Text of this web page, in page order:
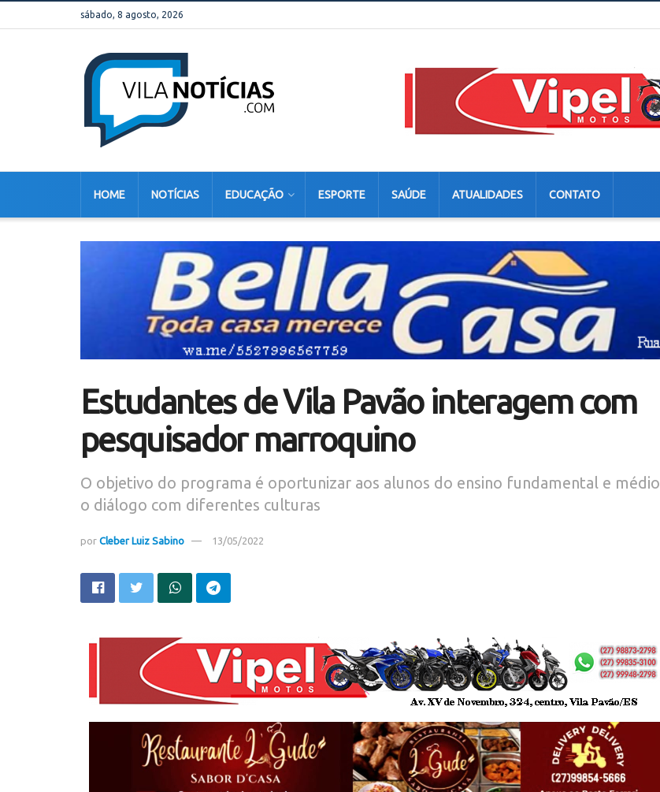
sábado, 8 agosto, 2026
HOME NOTÍCIAS EDUCAÇÃO ESPORTE SAÚDE ATUALIDADES CONTATO
Estudantes de Vila Pavão interagem com
pesquisador marroquino
O objetivo do programa é oportunizar aos alunos do ensino fundamental e médio
o diálogo com diferentes culturas
por Cleber Luiz Sabino 13/05/2022